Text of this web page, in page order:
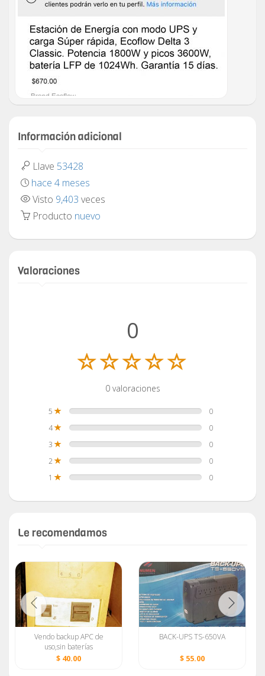
Información adicional
Llave 53428
hace 4 meses
Visto 9,403 veces
Producto nuevo
Valoraciones
0
0 valoraciones
5
0
4
0
3
0
2
0
1
0
Le recomendamos
Vendo backup APC de
uso,sin baterías
$ 40.00
BACK-UPS TS-650VA
$ 55.00